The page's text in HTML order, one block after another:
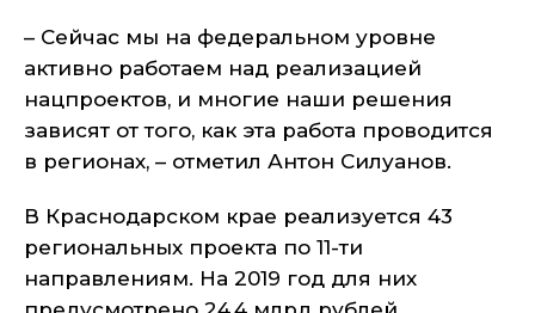
– Сейчас мы на федеральном уровне
активно работаем над реализацией
нацпроектов, и многие наши решения
зависят от того, как эта работа проводится
в регионах, – отметил Антон Силуанов.
В Краснодарском крае реализуется 43
региональных проекта по 11-ти
направлениям. На 2019 год для них